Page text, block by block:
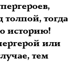
тогда
историю!
или
тем